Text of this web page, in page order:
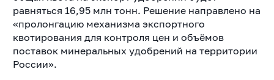
равняться 16,95 млн тонн. Решение направлено на
«пролонгацию механизма экспортного
квотирования для контроля цен и объёмов
поставок минеральных удобрений на территории
России».